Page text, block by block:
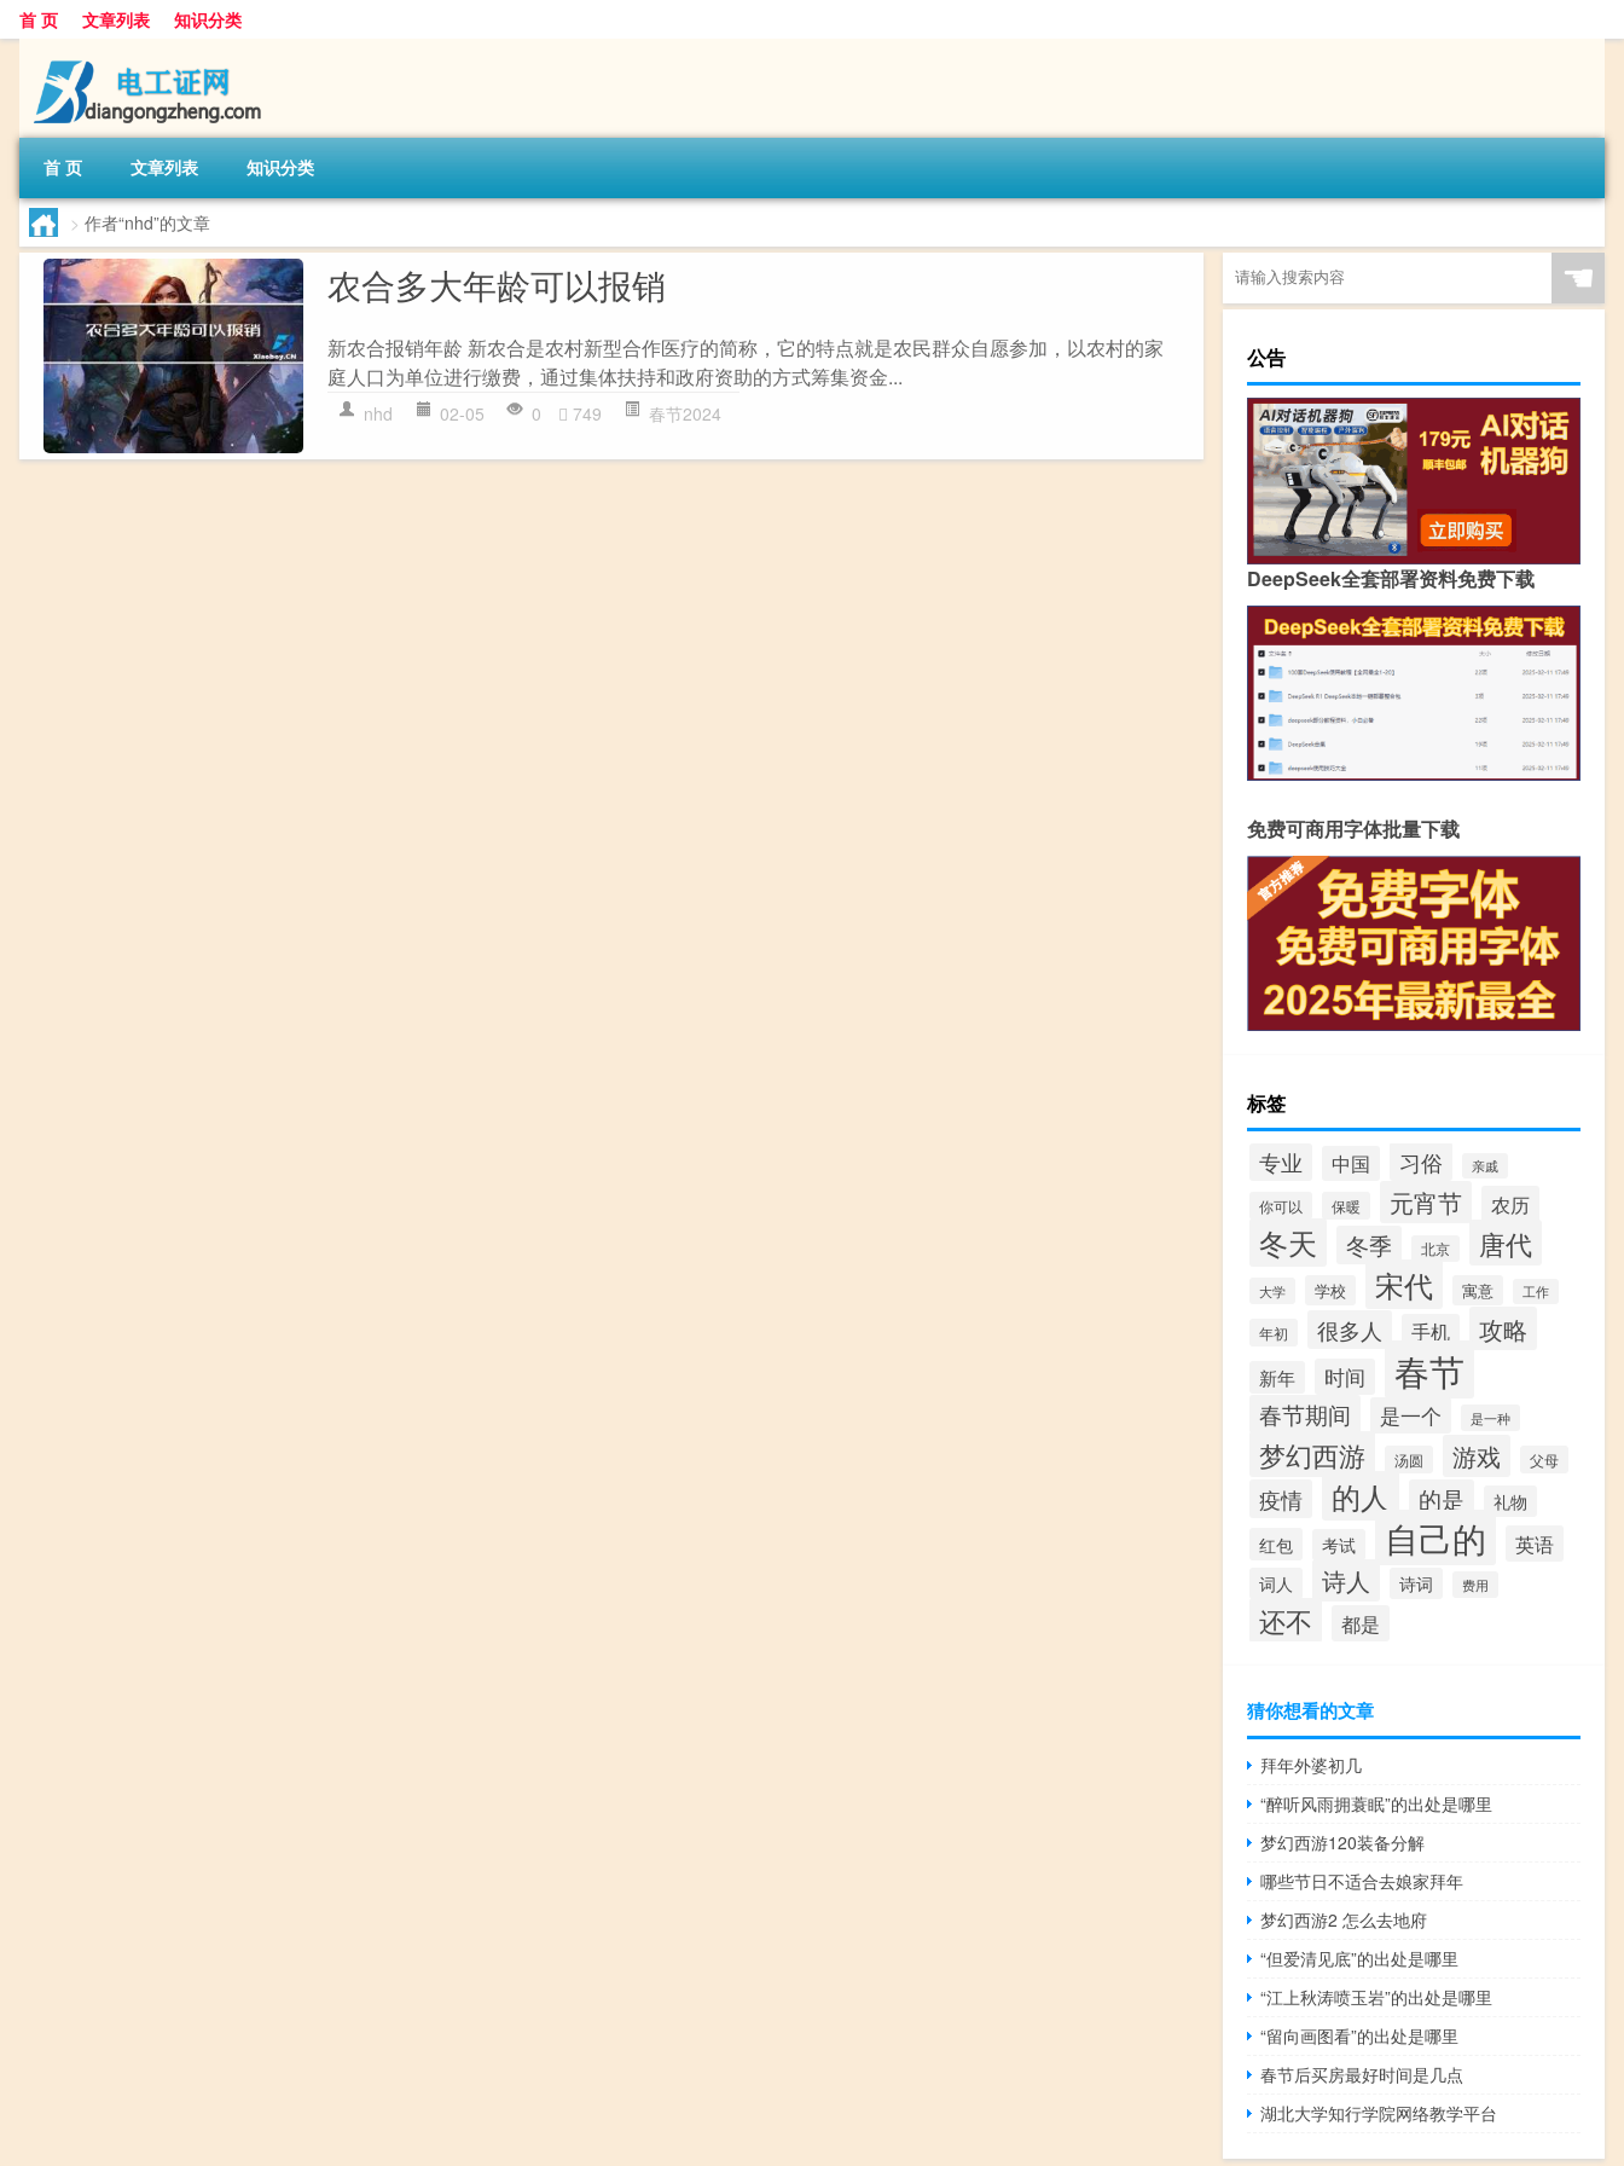
首 页 文章列表 知识分类
首 页 文章列表 知识分类
> 作者“nhd”的文章
农合多大年龄可以报销
新农合报销年龄 新农合是农村新型合作医疗的简称，它的特点就是农民群众自愿参加，以农村的家
庭人口为单位进行缴费，通过集体扶持和政府资助的方式筹集资金...
nhd 02-05 0 749 春节2024
☚
公告
DeepSeek全套部署资料免费下载
免费可商用字体批量下载
标签
专业 中国 习俗 亲戚
你可以 保暖 元宵节 农历
冬天 冬季 北京 唐代
大学 学校 宋代 寓意 工作
年初 很多人 手机 攻略
新年 时间 春节
春节期间 是一个 是一种
梦幻西游 汤圆 游戏 父母
疫情 的人 的是 礼物
红包 考试 自己的 英语
词人 诗人 诗词 费用
还不 都是
猜你想看的文章
拜年外婆初几
“醉听风雨拥蓑眠”的出处是哪里
梦幻西游120装备分解
哪些节日不适合去娘家拜年
梦幻西游2 怎么去地府
“但爱清见底”的出处是哪里
“江上秋涛喷玉岩”的出处是哪里
“留向画图看”的出处是哪里
春节后买房最好时间是几点
湖北大学知行学院网络教学平台